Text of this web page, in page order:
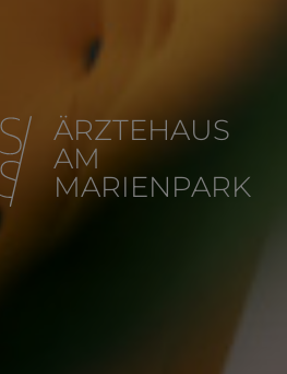
ÄRZTEHAUS
AM
MARIENPARK